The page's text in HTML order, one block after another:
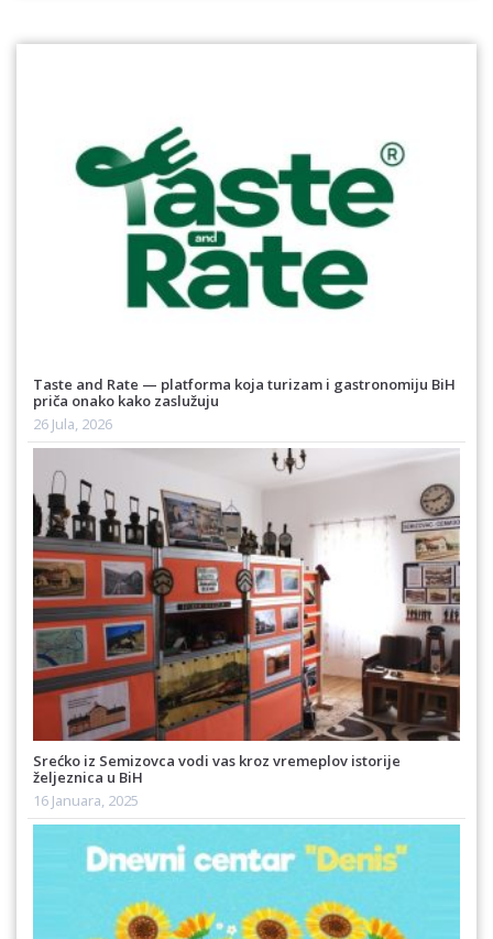
Taste and Rate — platforma koja turizam i gastronomiju BiH
priča onako kako zaslužuju
26 Jula, 2026
Srećko iz Semizovca vodi vas kroz vremeplov istorije
željeznica u BiH
16 Januara, 2025